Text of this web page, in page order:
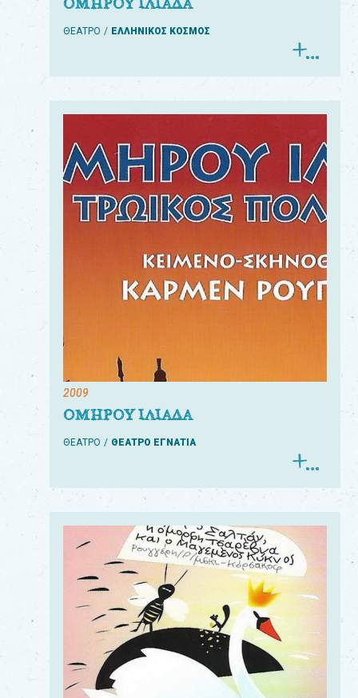
ΘΕΑΤΡΟ ΕΛΛΗΝΙΚΟΣ ΚΟΣΜΟΣ
2009
ΟΜΗΡΟΥ ΙΛΙΑΔΑ
ΘΕΑΤΡΟ ΘΕΑΤΡΟ ΕΓΝΑΤΙΑ